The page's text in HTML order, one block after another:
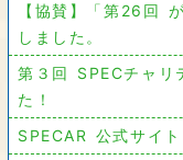
【協賛】「第26回
しました。
第３回 SPECチャリ
た！
SPECAR 公式サイト